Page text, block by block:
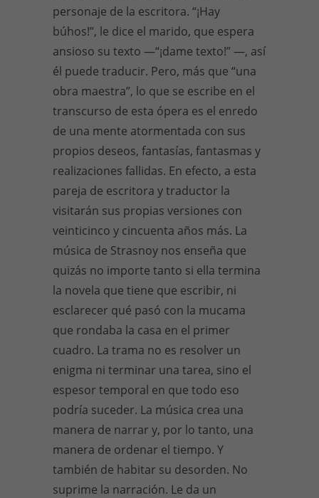
personaje de la escritora. “¡Hay
búhos!”, le dice el marido, que espera
ansioso su texto —“¡dame texto!” —, así
él puede traducir. Pero, más que “una
obra maestra”, lo que se escribe en el
transcurso de esta ópera es el enredo
de una mente atormentada con sus
propios deseos, fantasías, fantasmas y
realizaciones fallidas. En efecto, a esta
pareja de escritora y traductor la
visitarán sus propias versiones con
veinticinco y cincuenta años más. La
música de Strasnoy nos enseña que
quizás no importe tanto si ella termina
la novela que tiene que escribir, ni
esclarecer qué pasó con la mucama
que rondaba la casa en el primer
cuadro. La trama no es resolver un
enigma ni terminar una tarea, sino el
espesor temporal en que todo eso
podría suceder. La música crea una
manera de narrar y, por lo tanto, una
manera de ordenar el tiempo. Y
también de habitar su desorden. No
suprime la narración. Le da un